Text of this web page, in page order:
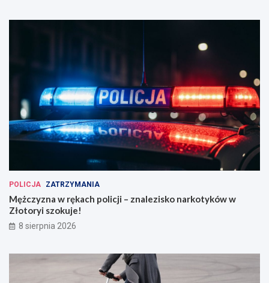
POLICJA ZATRZYMANIA
Mężczyzna w rękach policji – znalezisko narkotyków w
Złotoryi szokuje!
8 sierpnia 2026